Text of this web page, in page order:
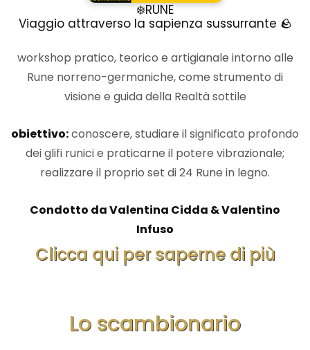
❄️RUNE
Viaggio attraverso la sapienza sussurrante 🪨
workshop pratico, teorico e artigianale intorno alle
Rune norreno-germaniche, come strumento di
visione e guida della Realtà sottile
obiettivo:conoscere, studiare il significato profondo
dei glifi runici e praticarne il potere vibrazionale;
realizzare il proprio set di 24 Rune in legno.
Condotto da Valentina Cidda & Valentino
Infuso
Clicca qui per saperne di più
Lo scambionario